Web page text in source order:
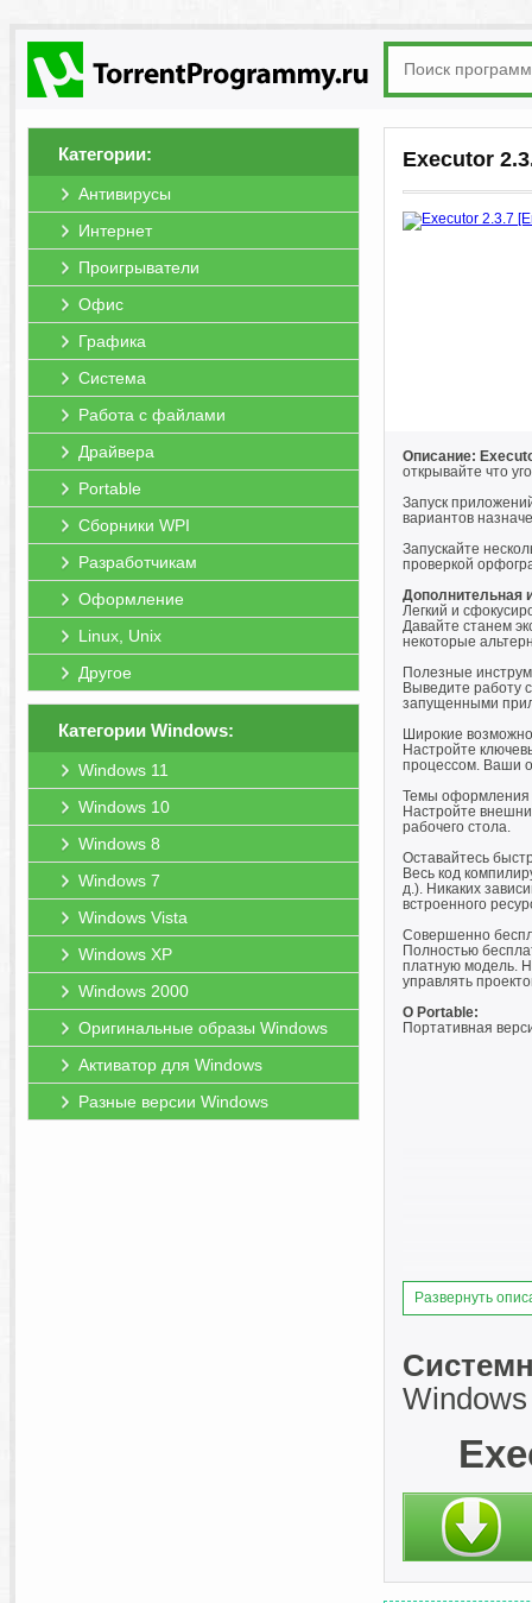
Категории:
Антивирусы
Интернет
Проигрыватели
Офис
Графика
Система
Работа с файлами
Драйвера
Portable
Сборники WPI
Разработчикам
Оформление
Linux, Unix
Другое
Категории Windows:
Windows 11
Windows 10
Windows 8
Windows 7
Windows Vista
Windows XP
Windows 2000
Оригинальные образы Windows
Активатор для Windows
Разные версии Windows
Executor
Описание:
открывайте что
Запуск
вариантов
Запускайте
проверкой
Дополнительная
Легкий и
Давайте станем
некоторые
Полезные
Выведите работу
запущенными
Широкие
Настройте
процессом. Ваши
Темы оформления
Настройте
рабочего стола.
Оставайтесь
Весь код
д.). Никаких
встроенного
Совершенно
Полностью
платную модель.
управлять
O Portable:
Портативная
Развернуть